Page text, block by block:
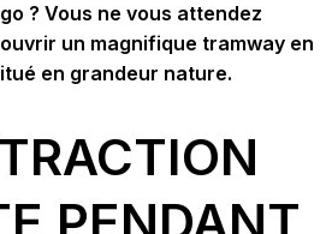
? Vous ne vous attendez
un magnifique tramway en
en grandeur nature.
PENDANT